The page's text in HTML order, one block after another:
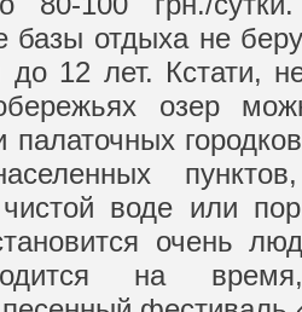
отдыха не
до 12 лет. Кстати,
озер
воде или
очень
на